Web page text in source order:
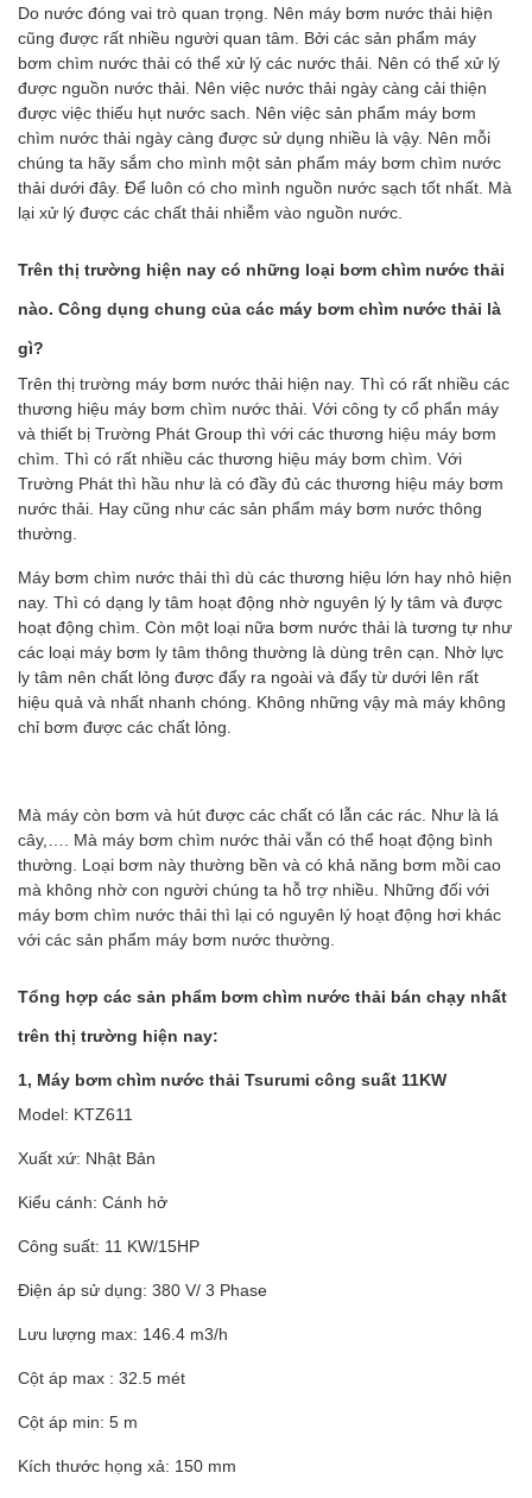
Do nước đóng vai trò quan trọng. Nên máy bơm nước thải hiện
cũng được rất nhiều người quan tâm. Bởi các sản phẩm máy
bơm chìm nước thải có thể xử lý các nước thải. Nên có thể xử lý
được nguồn nước thải. Nên việc nước thải ngày càng cải thiện
được việc thiếu hụt nước sach. Nên việc sản phẩm máy bơm
chìm nước thải ngày càng được sử dụng nhiều là vậy. Nên mỗi
chúng ta hãy sắm cho mình một sản phẩm máy bơm chìm nước
thải dưới đây. Để luôn có cho mình nguồn nước sạch tốt nhất. Mà
lại xử lý được các chất thải nhiễm vào nguồn nước.
Trên thị trường hiện nay có những loại bơm chìm nước thải
nào. Công dụng chung của các máy bơm chìm nước thải là
gì?
Trên thị trường máy bơm nước thải hiện nay. Thì có rất nhiều các
thương hiệu máy bơm chìm nước thải. Với công ty cổ phẩn máy
và thiết bị Trường Phát Group thì với các thương hiệu máy bơm
chìm. Thì có rất nhiều các thương hiệu máy bơm chìm. Với
Trường Phát thì hầu như là có đầy đủ các thương hiệu máy bơm
nước thải. Hay cũng như các sản phẩm máy bơm nước thông
thường.
Máy bơm chìm nước thải thì dù các thương hiệu lớn hay nhỏ hiện
nay. Thì có dạng ly tâm hoạt động nhờ nguyên lý ly tâm và được
hoạt động chìm. Còn một loại nữa bơm nước thải là tương tự như
các loại máy bơm ly tâm thông thường là dùng trên cạn. Nhờ lực
ly tâm nên chất lỏng được đẩy ra ngoài và đẩy từ dưới lên rất
hiệu quả và nhất nhanh chóng. Không những vậy mà máy không
chỉ bơm được các chất lỏng.
Mà máy còn bơm và hút được các chất có lẫn các rác. Như là lá
cây,…. Mà máy bơm chìm nước thải vẫn có thể hoạt động bình
thường. Loại bơm này thường bền và có khả năng bơm mồi cao
mà không nhờ con người chúng ta hỗ trợ nhiều. Những đối với
máy bơm chìm nước thải thì lại có nguyên lý hoạt động hơi khác
với các sản phẩm máy bơm nước thường.
Tổng hợp các sản phẩm bơm chìm nước thải bán chạy nhất
trên thị trường hiện nay:
1, Máy bơm chìm nước thải Tsurumi công suất 11KW
Model: KTZ611
Xuất xứ: Nhật Bản
Kiểu cánh: Cánh hở
Công suất: 11 KW/15HP
Điện áp sử dụng: 380 V/ 3 Phase
Lưu lượng max: 146.4 m3/h
Cột áp max : 32.5 mét
Cột áp min: 5 m
Kích thước họng xả: 150 mm